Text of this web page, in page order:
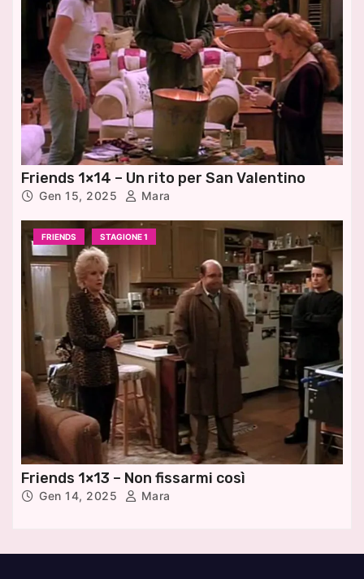
Friends 1×14 – Un rito per San Valentino
Gen 15, 2025 Mara
FRIENDS STAGIONE 1
Friends 1×13 – Non fissarmi così
Gen 14, 2025 Mara